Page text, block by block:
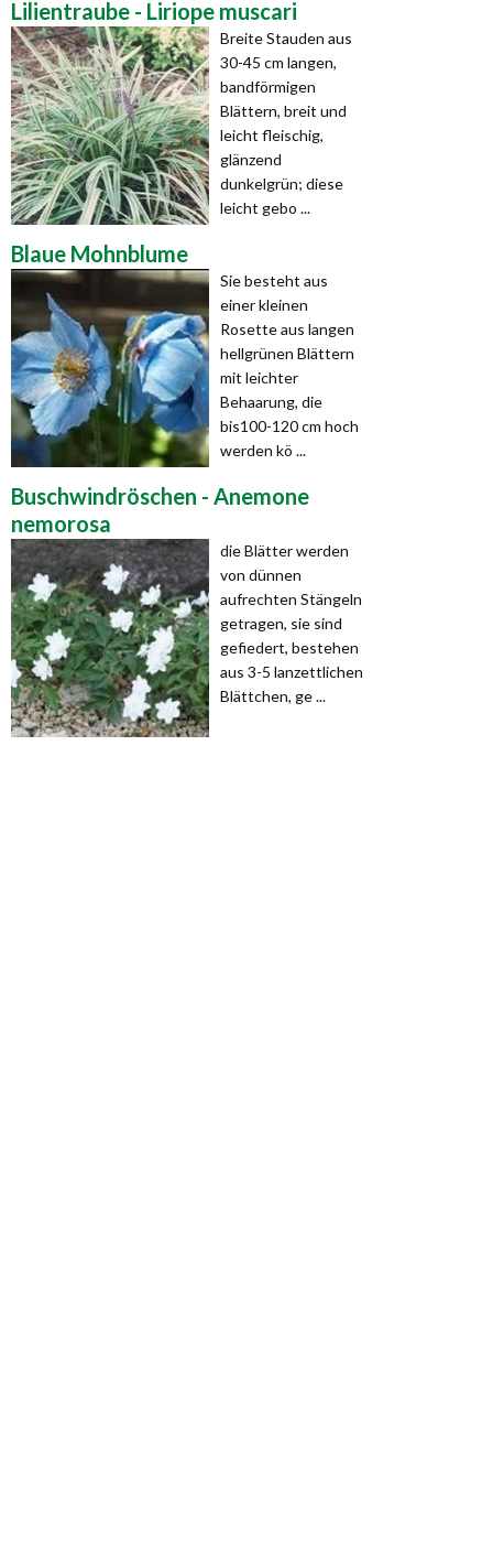
Lilientraube - Liriope muscari
Breite Stauden aus
30-45 cm langen,
bandförmigen
Blättern, breit und
leicht fleischig,
glänzend
dunkelgrün; diese
leicht gebo ...
Blaue Mohnblume
Sie besteht aus
einer kleinen
Rosette aus langen
hellgrünen Blättern
mit leichter
Behaarung, die
bis100-120 cm hoch
werden kö ...
Buschwindröschen - Anemone
nemorosa
die Blätter werden
von dünnen
aufrechten Stängeln
getragen, sie sind
gefiedert, bestehen
aus 3-5 lanzettlichen
Blättchen, ge ...